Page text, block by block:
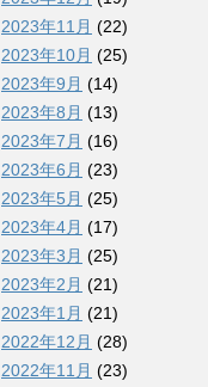
2023年11月 (22)
2023年10月 (25)
2023年9月 (14)
2023年8月 (13)
2023年7月 (16)
2023年6月 (23)
2023年5月 (25)
2023年4月 (17)
2023年3月 (25)
2023年2月 (21)
2023年1月 (21)
2022年12月 (28)
2022年11月 (23)